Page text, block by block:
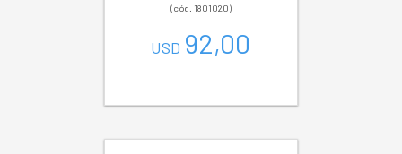
(cód. 1801020)
USD 92,00